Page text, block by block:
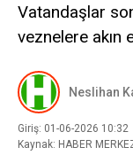
Vatandaşlar
veznelere akın
Neslihan
Giriş: 01-06-2026 10:32
Kaynak: HABER